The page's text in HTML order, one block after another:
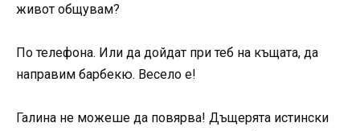
живот общувам?
По телефона. Или да дойдат при теб на къщата, да
направим барбекю. Весело е!
Галина не можеше да повярва! Дъщерята истински